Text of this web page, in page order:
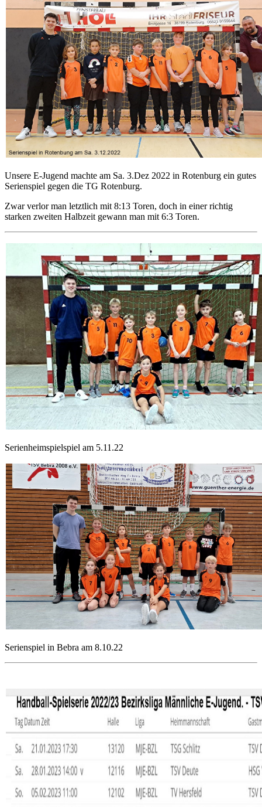
Unsere E-Jugend machte am Sa. 3.Dez 2022 in Rotenburg ein gutes
Serienspiel gegen die TG Rotenburg.
Zwar verlor man letztlich mit 8:13 Toren, doch in einer richtig
starken zweiten Halbzeit gewann man mit 6:3 Toren.
Serienheimspielspiel am 5.11.22
Serienspiel in Bebra am 8.10.22